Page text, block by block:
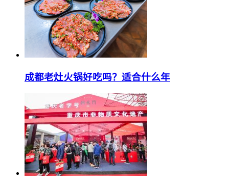
成都老灶火锅好吃吗？适合什么年